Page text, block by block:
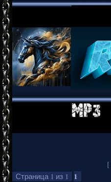
[
Страница 1 из 1 1